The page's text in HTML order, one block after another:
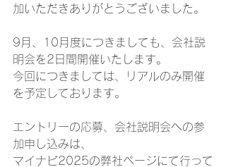
加いただきありがとうございました。
9月、10月度につきましても、会社説
明会を2日間開催いたします。
今回につきましては、リアルのみ開催
を予定しております。
エントリーの応募、会社説明会への参
加申し込みは、
マイナビ2025の弊社ページにて行って